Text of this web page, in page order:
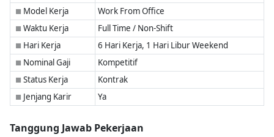
■ Model Kerja Work From Office
■ Waktu Kerja Full Time / Non-Shift
■ Hari Kerja 6 Hari Kerja, 1 Hari Libur Weekend
■ Nominal Gaji Kompetitif
■ Status Kerja Kontrak
■ Jenjang Karir Ya
Tanggung Jawab Pekerjaan